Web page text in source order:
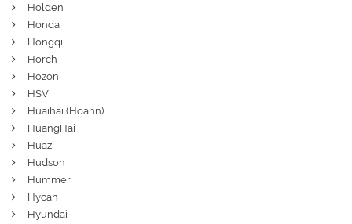
Holden
Honda
Hongqi
Horch
Hozon
HSV
Huaihai (Hoann)
HuangHai
Huazi
Hudson
Hummer
Hycan
Hyundai